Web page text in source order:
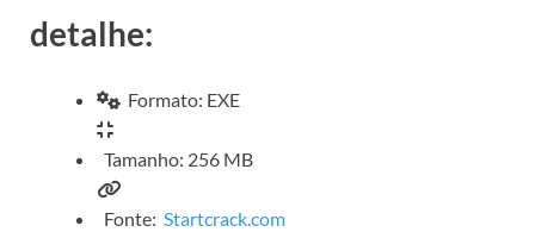
detalhe:
Formato: EXE
Tamanho: 256 MB
Fonte: Startcrack.com